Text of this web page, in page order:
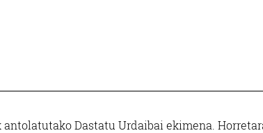
Dastatu Urdaibai ekimena.